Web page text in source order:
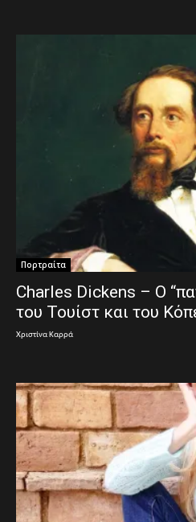
Πορτραίτα
Charles Dickens – Ο
του Τουίστ και του
Χριστίνα Καρρά